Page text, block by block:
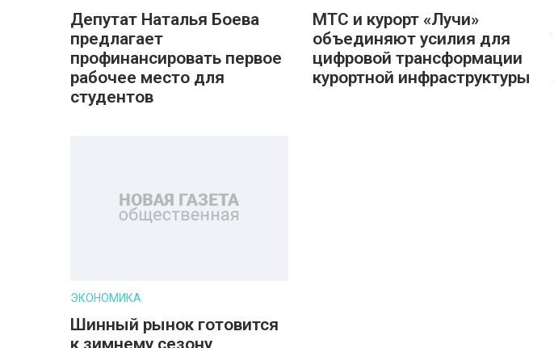
Депутат Наталья Боева
предлагает
профинансировать первое
рабочее место для
студентов
МТС и курорт «Лучи»
объединяют усилия для
цифровой трансформации
курортной инфраструктуры
ЭКОНОМИКА
Шинный рынок готовится
к зимнему сезону